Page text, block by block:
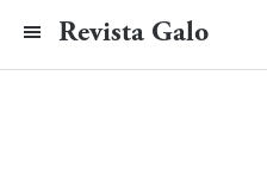
Revista Galo